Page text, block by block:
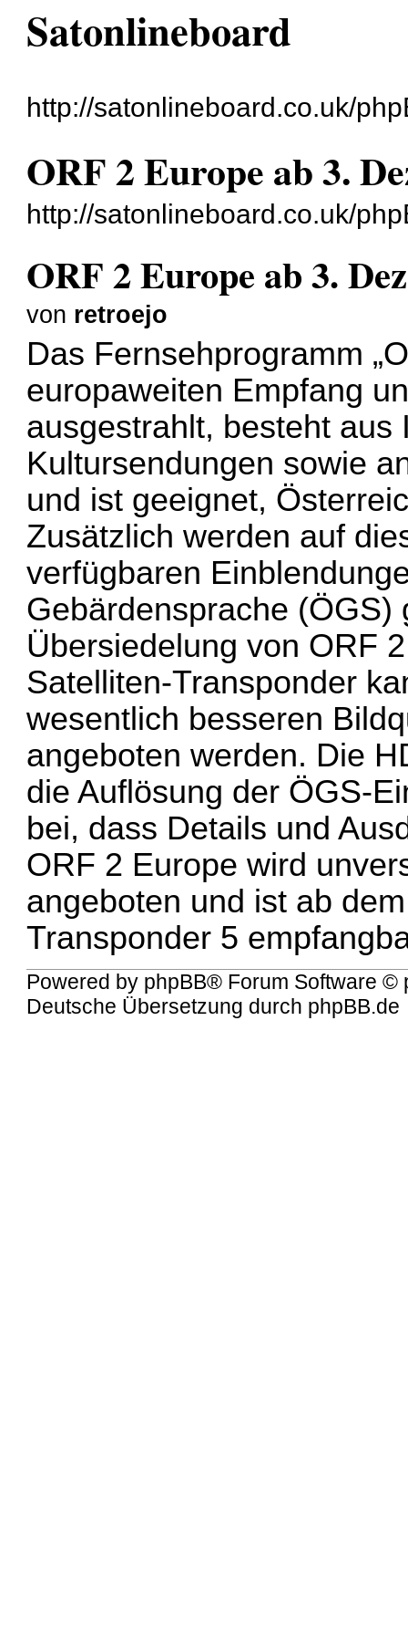
Satonlineboard
http://satonlineboard.co.uk/
ORF 2 Europe ab 3.
http://satonlineboard.co.uk/
ORF 2 Europe ab 3.
von retroejo
Das Fernsehprogramm
europaweiten Empfang
ausgestrahlt, besteht
Kultursendungen sowie
und ist geeignet,
Zusätzlich werden auf
verfügbaren
Gebärdensprache (ÖGS)
Übersiedelung von ORF
Satelliten-Transponder
wesentlich besseren
angeboten werden. Die
die Auflösung der ÖGS-
bei, dass Details und
ORF 2 Europe wird
angeboten und ist ab
Transponder 5
Powered by phpBB® Forum Software ©
Deutsche Übersetzung durch phpBB.de